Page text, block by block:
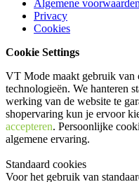
Algemene voorwaarden
Privacy
Cookies
Cookie Settings
VT Mode maakt gebruik van
technologieën. We hanteren
werking van de website te
shopervaring kun je ervoor
accepteren. Persoonlijke
algemene ervaring.
Standaard cookies
Voor het gebruik van